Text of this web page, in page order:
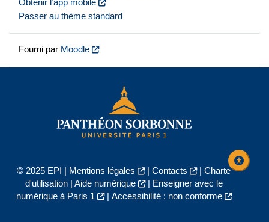
Obtenir l’app mobile
Passer au thème standard
Fourni par Moodle
© 2025 EPI | Mentions légales | Contacts | Charte
d'utilisation| Aide numérique |
Enseigner avec le
numérique à Paris 1
| Accessibilité : non conforme